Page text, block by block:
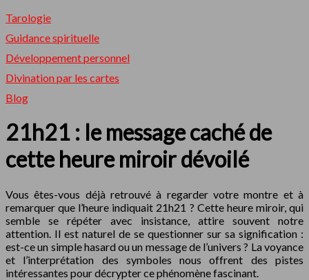
Tarologie
Guidance spirituelle
Développement personnel
Divination par les cartes
Blog
21h21 : le message caché de
cette heure miroir dévoilé
Vous êtes-vous déjà retrouvé à regarder votre montre et à
remarquer que l’heure indiquait 21h21 ? Cette heure miroir, qui
semble se répéter avec insistance, attire souvent notre
attention. Il est naturel de se questionner sur sa signification :
est-ce un simple hasard ou un message de l’univers ? La voyance
et l’interprétation des symboles nous offrent des pistes
intéressantes pour décrypter ce phénomène fascinant.